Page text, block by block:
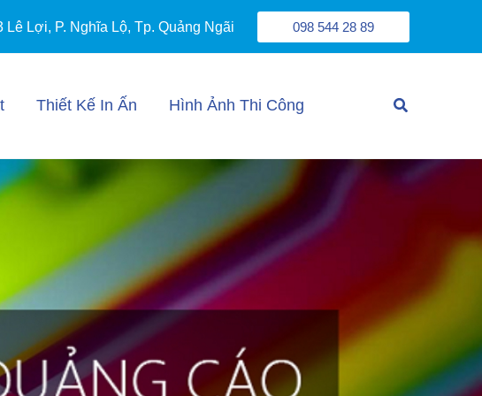
Lê Lợi, P. Nghĩa Lộ, Tp. Quảng Ngãi 098 544 28 89
Thiết Kế In Ấn Hình Ảnh Thi Công
Tìm